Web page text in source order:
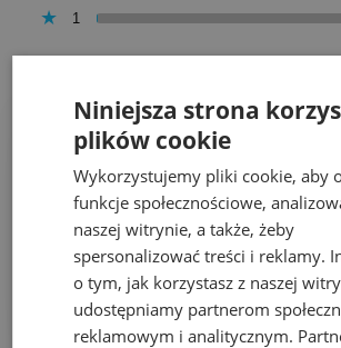
1
Alicja
Opinia zweryfikowana
Ocena sklepu:
Ocena produktu:
Dodatkowy komentarz:
Produkt zgodny z opisem
Niniejsza strona
plików cookie
Wykorzystujemy pliki cookie, aby
funkcje społecznościowe,
naszej witrynie, a także, żeby
spersonalizować treści i reklamy.
o tym, jak korzystasz z naszej
udostępniamy partnerom
reklamowym i analitycznym.